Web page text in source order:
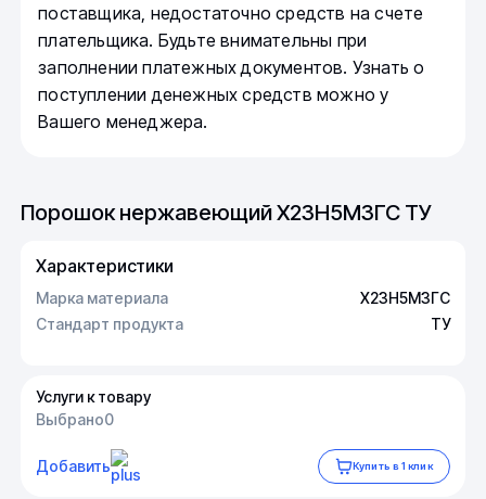
поставщика, недостаточно средств на счете
плательщика. Будьте внимательны при
заполнении платежных документов. Узнать о
поступлении денежных средств можно у
Вашего менеджера.
Порошок нержавеющий Х23Н5М3ГС ТУ
Характеристики
Марка материала
Х23Н5М3ГС
Стандарт продукта
ТУ
Услуги к товару
Выбрано0
Добавить Купить в 1 клик